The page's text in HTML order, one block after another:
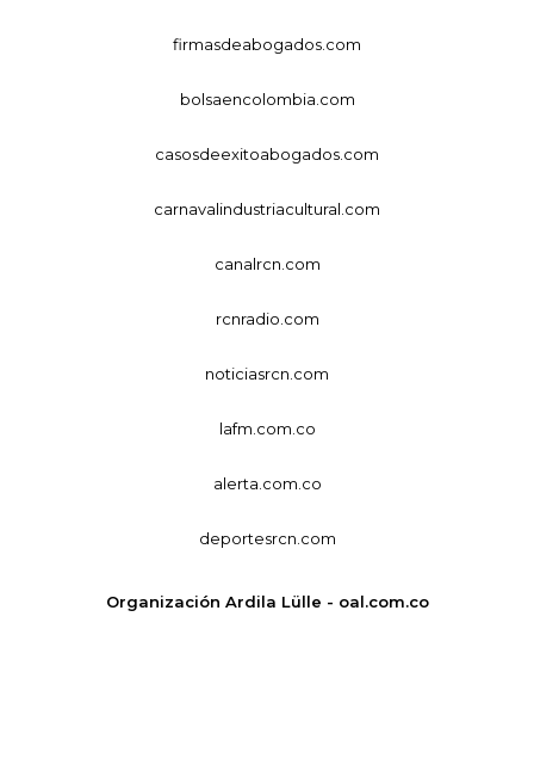
firmasdeabogados.com
bolsaencolombia.com
casosdeexitoabogados.com
carnavalindustriacultural.com
canalrcn.com
rcnradio.com
noticiasrcn.com
lafm.com.co
alerta.com.co
deportesrcn.com
Organización Ardila Lülle - oal.com.co